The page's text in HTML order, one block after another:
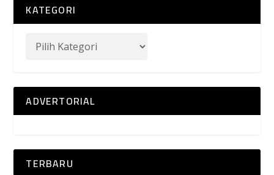
KATEGORI
ADVERTORIAL
TERBARU